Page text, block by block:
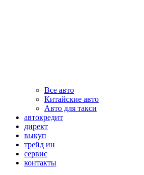
Все авто
Китайские авто
Авто для такси
автокредит
директ
выкуп
трейд ин
сервис
контакты